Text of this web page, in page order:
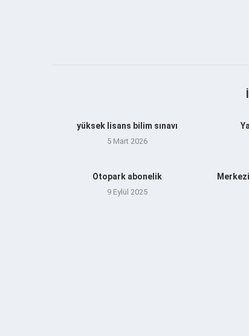
yüksek lisans bilim sınavı
5 Mart 2026
Otopark abonelik
9 Eylül 2025